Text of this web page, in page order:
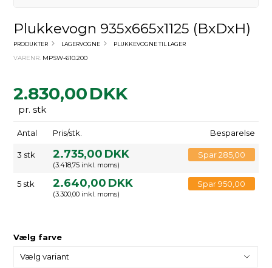
Plukkevogn 935x665x1125 (BxDxH)
PRODUKTER LAGERVOGNE PLUKKEVOGNE TIL LAGER
VARENR. MPSW-610.200
2.830,00DKK
pr. stk
Antal Pris/stk. Besparelse
3 stk 2.735,00 DKK
(3.418,75 inkl. moms)
Spar 285,00
5 stk 2.640,00 DKK
(3.300,00 inkl. moms)
Spar 950,00
Vælg farve